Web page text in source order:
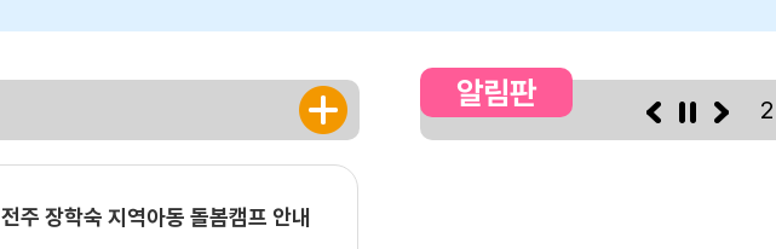
전주 장학숙 지역아동 돌봄캠프 안내
알림판